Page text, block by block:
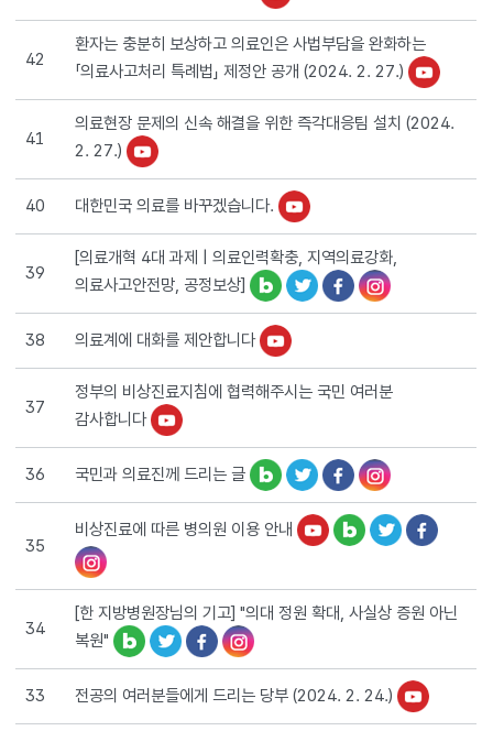
42
환자는 충분히 보상하고 의료인은 사법부담을 완화하는
「의료사고처리 특례법」 제정안 공개 (2024. 2. 27.)
41
의료현장 문제의 신속 해결을 위한 즉각대응팀 설치 (2024.
2. 27.)
40 대한민국 의료를 바꾸겠습니다.
39
[의료개혁 4대 과제 | 의료인력확충, 지역의료강화,
의료사고안전망, 공정보상]
38 의료계에 대화를 제안합니다
37
정부의 비상진료지침에 협력해주시는 국민 여러분
감사합니다
36 국민과 의료진께 드리는 글
35
비상진료에 따른 병의원 이용 안내
34
[한 지방병원장님의 기고] "의대 정원 확대, 사실상 증원 아닌
복원"
33 전공의 여러분들에게 드리는 당부 (2024. 2. 24.)